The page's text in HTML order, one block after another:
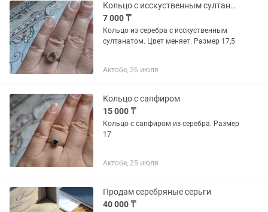
Кольцо с исскуственным султанатом
7 000 ₸
Кольцо из серебра с исскуственным
султанатом. Цвет меняет. Размер 17,5
Актобе, 26 июля
Кольцо с сапфиром
15 000 ₸
Кольцо с сапфиром из серебра. Размер
17
Актобе, 25 июля
Продам серебряные серьги
40 000 ₸